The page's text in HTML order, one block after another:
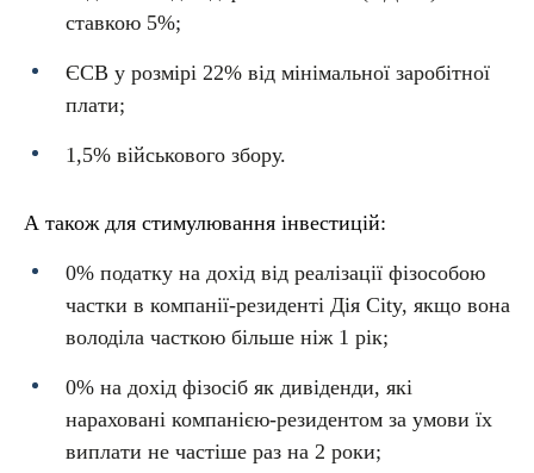
ставкою 5%;
ЄСВ у розмірі 22% від мінімальної заробітної
плати;
1,5% військового збору.
А також для стимулювання інвестицій:
0% податку на дохід від реалізації фізособою
частки в компанії-резиденті Дія City, якщо вона
володіла часткою більше ніж 1 рік;
0% на дохід фізосіб як дивіденди, які
нараховані компанією-резидентом за умови їх
виплати не частіше раз на 2 роки;